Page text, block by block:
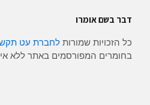
דבר בשם אומרו
כל הזכויות שמורות לחברת עט
בחומרים המפורסמים באתר ללא